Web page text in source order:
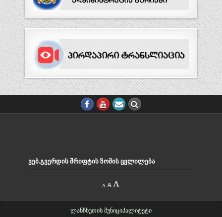
ᲕᲔᲑ.ᲒᲕᲔᲠᲓᲘᲡ ᲨᲠᲘᲤᲢᲘᲡ ᲖᲝᲛᲘᲡ ᲪᲕᲚᲘᲚᲔᲑᲐ
A
Decrease
font
A Reset
size.
A
size.
ლანჩხუთის მუნიციპალიტეტი